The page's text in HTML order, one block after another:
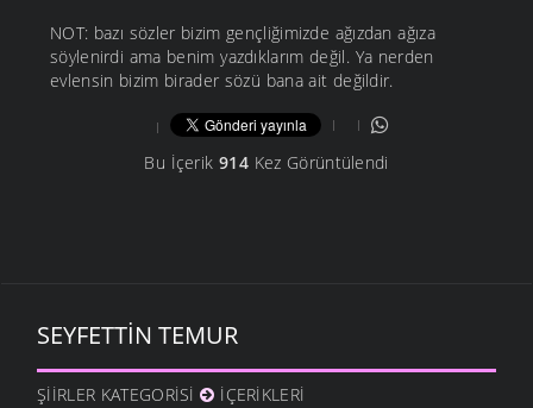
NOT: bazı sözler bizim gençliğimizde ağızdan ağıza
söylenirdi ama benim yazdıklarım değil. Ya nerden
evlensin bizim birader sözü bana ait değildir.
Bu İçerik 914Kez Görüntülendi
SEYFETTIN TEMUR
ŞIIRLER KATEGORISI İÇERIKLERI